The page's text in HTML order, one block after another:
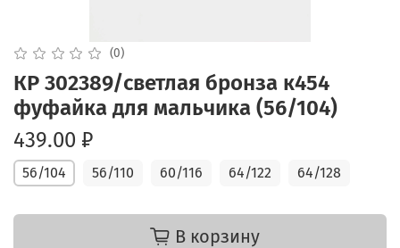
(0)
КР 302389/светлая бронза к454
фуфайка для мальчика (56/104)
439.00 ₽
56/104 56/110 60/116 64/122 64/128
В корзину